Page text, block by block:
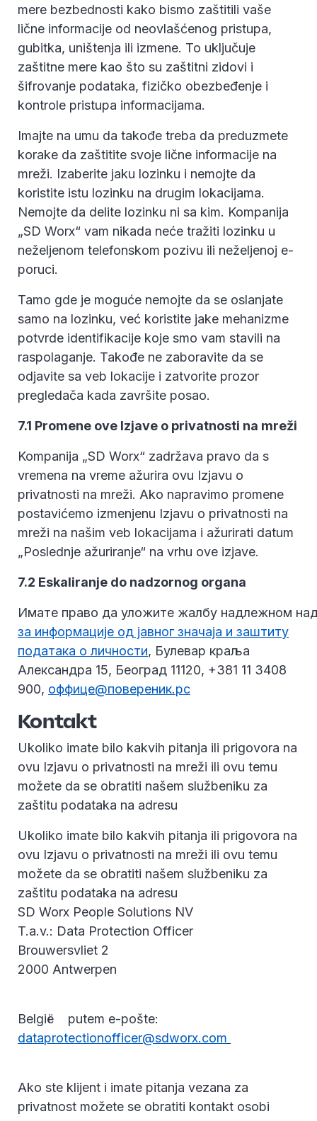
mere bezbednosti kako bismo zaštitili vaše
lične informacije od neovlašćenog pristupa,
gubitka, uništenja ili izmene. To uključuje
zaštitne mere kao što su zaštitni zidovi i
šifrovanje podataka, fizičko obezbeđenje i
kontrole pristupa informacijama.
Imajte na umu da takođe treba da preduzmete
korake da zaštitite svoje lične informacije na
mreži. Izaberite jaku lozinku i nemojte da
koristite istu lozinku na drugim lokacijama.
Nemojte da delite lozinku ni sa kim. Kompanija
„SD Worx“ vam nikada neće tražiti lozinku u
neželjenom telefonskom pozivu ili neželjenoj e-
poruci.
Tamo gde je moguće nemojte da se oslanjate
samo na lozinku, već koristite jake mehanizme
potvrde identifikacije koje smo vam stavili na
raspolaganje. Takođe ne zaboravite da se
odjavite sa veb lokacije i zatvorite prozor
pregledača kada završite posao.
7.1 Promene ove Izjave o privatnosti na mreži
Kompanija „SD Worx“ zadržava pravo da s
vremena na vreme ažurira ovu Izjavu o
privatnosti na mreži. Ako napravimo promene
postavićemo izmenjenu Izjavu o privatnosti na
mreži na našim veb lokacijama i ažurirati datum
„Poslednje ažuriranje“ na vrhu ove izjave.
7.2 Eskaliranje do nadzornog organa
Имате право да уложите жалбу надлежном
за информације од јавног значаја и заштиту
података о личности, Булевар краља
Александра 15, Београд 11120, +381 11 3408
900, оффице@повереник.рс
Kontakt
Ukoliko imate bilo kakvih pitanja ili prigovora na
ovu Izjavu o privatnosti na mreži ili ovu temu
možete da se obratiti našem službeniku za
zaštitu podataka na adresu
Ukoliko imate bilo kakvih pitanja ili prigovora na
ovu Izjavu o privatnosti na mreži ili ovu temu
možete da se obratiti našem službeniku za
zaštitu podataka na adresu
SD Worx People Solutions NV
T.a.v.: Data Protection Officer
Brouwersvliet 2
2000 Antwerpen
België putem e-pošte:
dataprotectionofficer@sdworx.com
Ako ste klijent i imate pitanja vezana za
privatnost možete se obratiti kontakt osobi